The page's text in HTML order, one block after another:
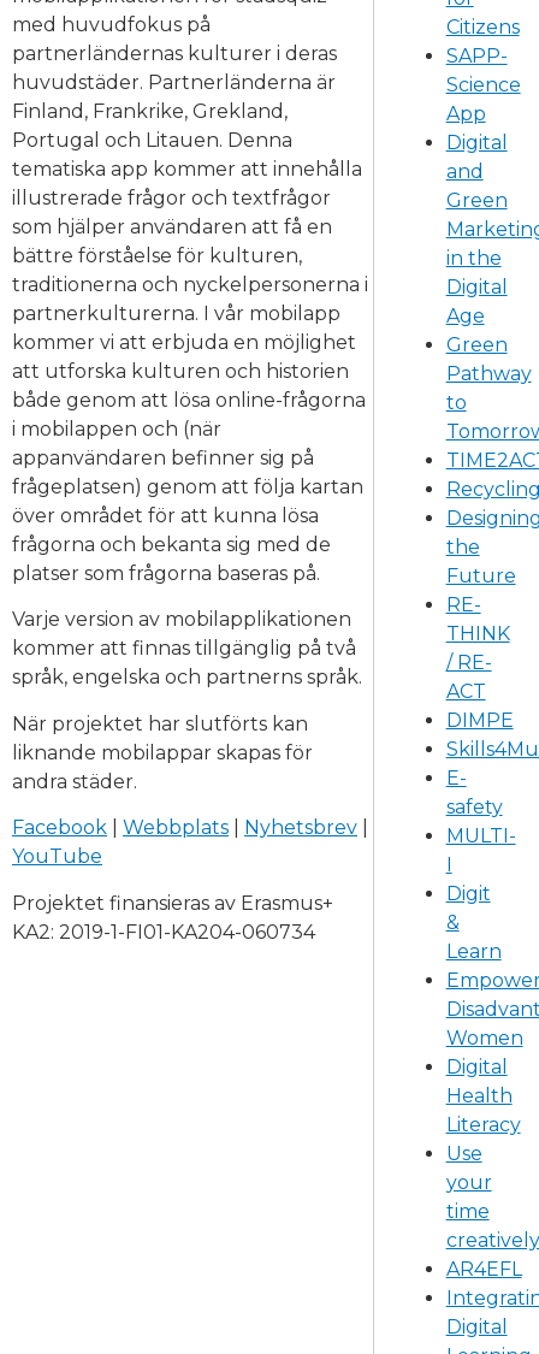
med huvudfokus på
partnerländernas kulturer i deras
huvudstäder. Partnerländerna är
Finland, Frankrike, Grekland,
Portugal och Litauen. Denna
tematiska app kommer att innehålla
illustrerade frågor och textfrågor
som hjälper användaren att få en
bättre förståelse för kulturen,
traditionerna och nyckelpersonerna i
partnerkulturerna. I vår mobilapp
kommer vi att erbjuda en möjlighet
att utforska kulturen och historien
både genom att lösa online-frågorna
i mobilappen och (när
appanvändaren befinner sig på
frågeplatsen) genom att följa kartan
över området för att kunna lösa
frågorna och bekanta sig med de
platser som frågorna baseras på.
Varje version av mobilapplikationen
kommer att finnas tillgänglig på två
språk, engelska och partnerns språk.
När projektet har slutförts kan
liknande mobilappar skapas för
andra städer.
Facebook Webbplats Nyhetsbrev
YouTube
Projektet finansieras av Erasmus+
KA2: 2019-1-FI01-KA204-060734
Citizens
SAPP-
Science
App
Digital
and
Green
in the
Digital
Age
Green
Pathway
to
the
Future
RE-
THINK
/ RE-
ACT
DIMPE
E-
safety
MULTI-
I
Digit
&
Learn
Women
Digital
Health
Literacy
Use
your
time
creatively
AR4EFL
Digital